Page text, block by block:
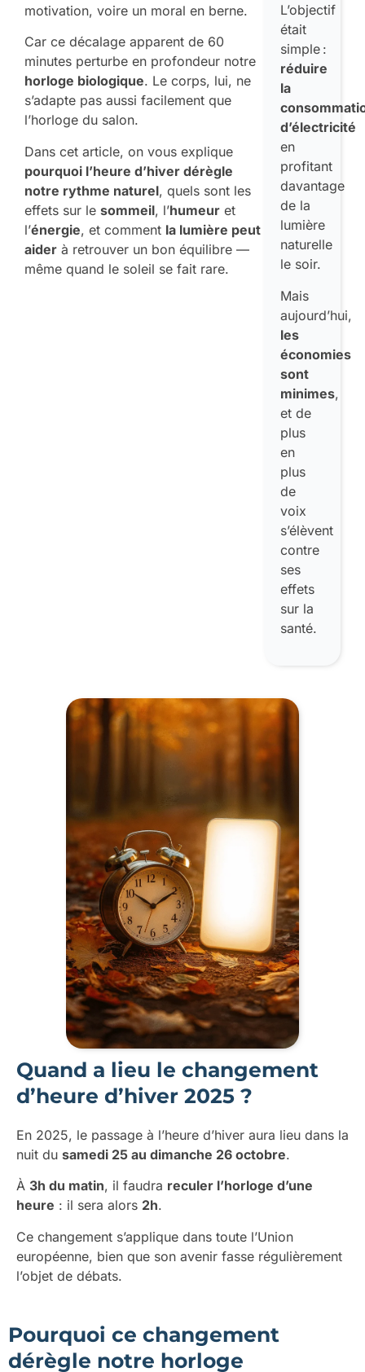
motivation, voire un moral en berne.
Car ce décalage apparent de 60
minutes perturbe en profondeur notre
horloge biologique. Le corps, lui, ne
s’adapte pas aussi facilement que
l’horloge du salon.
Dans cet article, on vous explique
pourquoi l’heure d’hiver dérègle
notre rythme naturel, quels sont les
effets sur le sommeil, l’humeur et
l’énergie, et comment la lumière peut
aider à retrouver un bon équilibre —
même quand le soleil se fait rare.
L’objectif
était
simple :
réduire
la
d’électricité
en
profitant
davantage
de la
lumière
naturelle
le soir.
Mais
aujourd’hui,
les
économies
sont
minimes,
et de
plus
en
plus
de
voix
s’élèvent
contre
ses
effets
sur la
santé.
Quand a lieu le changement
d’heure d’hiver 2025 ?
En 2025, le passage à l’heure d’hiver aura lieu dans la
nuit du samedi 25 au dimanche 26 octobre.
À 3h du matin, il faudra reculer l’horloge d’une
heure : il sera alors 2h.
Ce changement s’applique dans toute l’Union
européenne, bien que son avenir fasse régulièrement
l’objet de débats.
Pourquoi ce changement
dérègle notre horloge